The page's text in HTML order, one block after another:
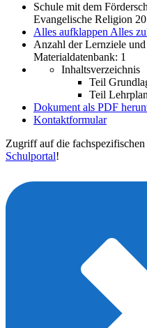
Schule mit dem
Evangelische Religion
Alles aufklappen Alles
Anzahl der Lernziele
Materialdatenbank: 1
Inhaltsverzeichnis
Teil
Teil
Dokument als PDF
Kontaktformular
Zugriff auf die
Schulportal!